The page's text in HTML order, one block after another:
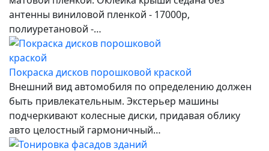
антенны виниловой пленкой - 17000р,
полиуретановой -…
Покраска дисков порошковой краской
Внешний вид автомобиля по определению должен
быть привлекательным. Экстерьер машины
подчеркивают колесные диски, придавая облику
авто целостный гармоничный…